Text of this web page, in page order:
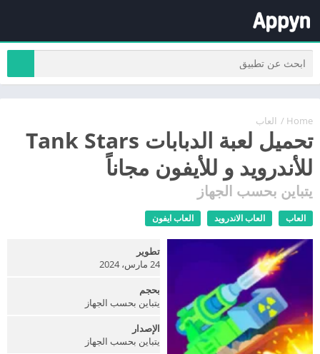
Home
/ العاب
تحميل لعبة الدبابات Tank Stars
للأندرويد و للأيفون مجاناً
يتباين بحسب الجهاز
العاب العاب الاندرويد العاب ايفون
تطوير
24 مارس، 2024
بحجم
يتباين بحسب الجهاز
الإصدار
يتباين بحسب الجهاز